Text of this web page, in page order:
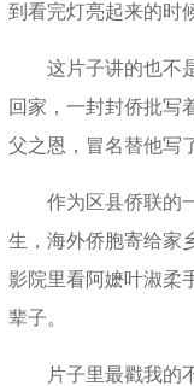
到看完灯亮起来的时
这片子讲的也不
回家，一封封侨批写
父之恩，冒名替他写
作为区县侨联的
生，海外侨胞寄给家
影院里看阿嬷叶淑柔
辈子。
片子里最戳我的